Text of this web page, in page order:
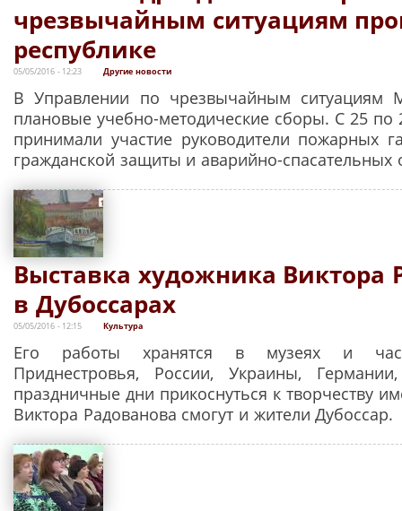
чрезвычайным ситуациям
республике
05/05/2016 - 12:23 Другие новости
В Управлении по чрезвычайным
плановые учебно-методические сборы. С 25 по
принимали участие руководители пожарных
гражданской защиты и аварийно-спасательных
Выставка художника Виктора
в Дубоссарах
05/05/2016 - 12:15 Культура
Его работы хранятся в музеях и
Приднестровья, России, Украины,
праздничные дни прикоснуться к творчеству
Виктора Радованова смогут и жители Дубоссар.